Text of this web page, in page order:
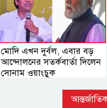
মোদি এখন দুর্বল, এবার বড়
আন্দোলনের সতর্কবার্তা দিলেন
সোনাম ওয়াংচুক